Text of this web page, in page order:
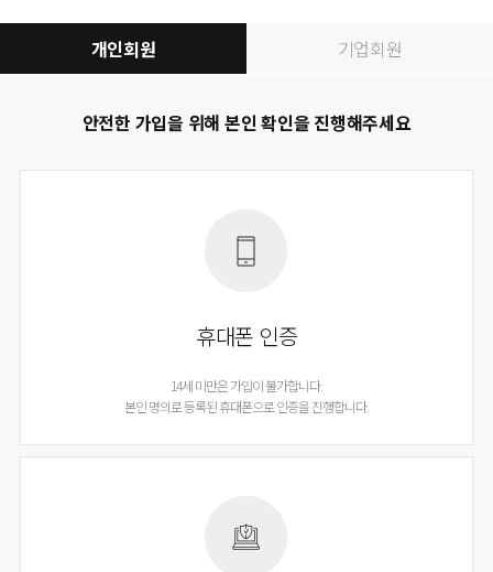
개인회원 기업회원
안전한 가입을 위해 본인 확인을 진행해주세요
휴대폰 인증
14세 미만은 가입이 불가합니다.
본인 명의로 등록된 휴대폰으로 인증을 진행합니다.